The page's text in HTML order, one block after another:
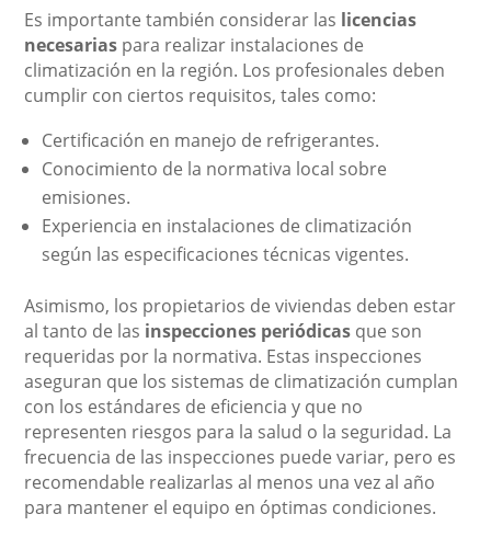
Es importante también considerar las licencias
necesarias para realizar instalaciones de
climatización en la región. Los profesionales deben
cumplir con ciertos requisitos, tales como:
Certificación en manejo de refrigerantes.
Conocimiento de la normativa local sobre
emisiones.
Experiencia en instalaciones de climatización
según las especificaciones técnicas vigentes.
Asimismo, los propietarios de viviendas deben estar
al tanto de las inspecciones periódicas que son
requeridas por la normativa. Estas inspecciones
aseguran que los sistemas de climatización cumplan
con los estándares de eficiencia y que no
representen riesgos para la salud o la seguridad. La
frecuencia de las inspecciones puede variar, pero es
recomendable realizarlas al menos una vez al año
para mantener el equipo en óptimas condiciones.